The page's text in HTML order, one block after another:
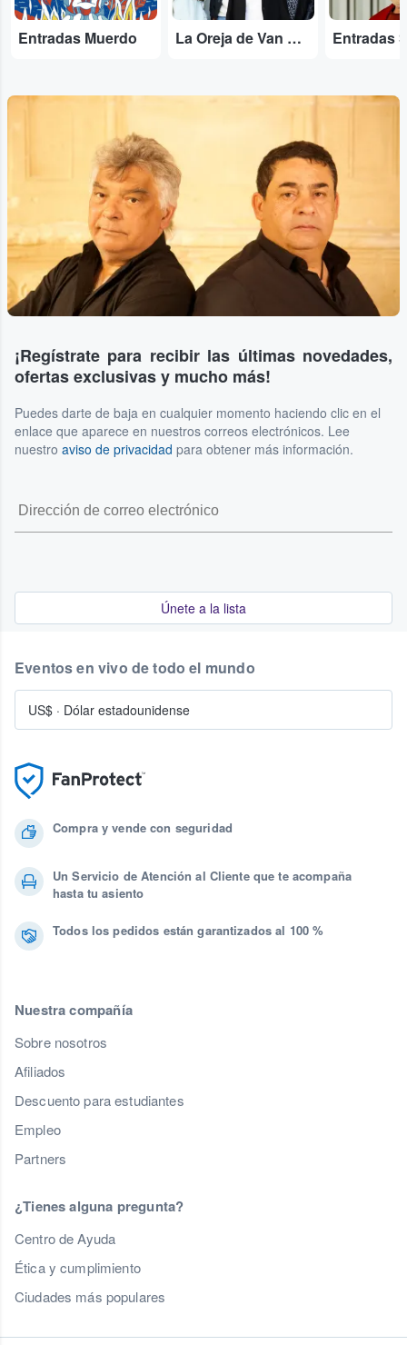
Entradas Muerdo La Oreja de Van Gogh
¡Regístrate para recibir las últimas novedades,
ofertas exclusivas y mucho más!
Puedes darte de baja en cualquier momento haciendo clic en el
enlace que aparece en nuestros correos electrónicos. Lee
nuestro aviso de privacidad para obtener más información.
Únete a la lista
Compra y vende con seguridad
Un Servicio de Atención al Cliente que te acompaña
hasta tu asiento
Todos los pedidos están garantizados al 100 %
Nuestra compañía
Sobre nosotros
Afiliados
Descuento para estudiantes
Empleo
Partners
¿Tienes alguna pregunta?
Centro de Ayuda
Ética y cumplimiento
Ciudades más populares
Eventos en vivo de todo el mundo
US$ · Dólar estadounidense